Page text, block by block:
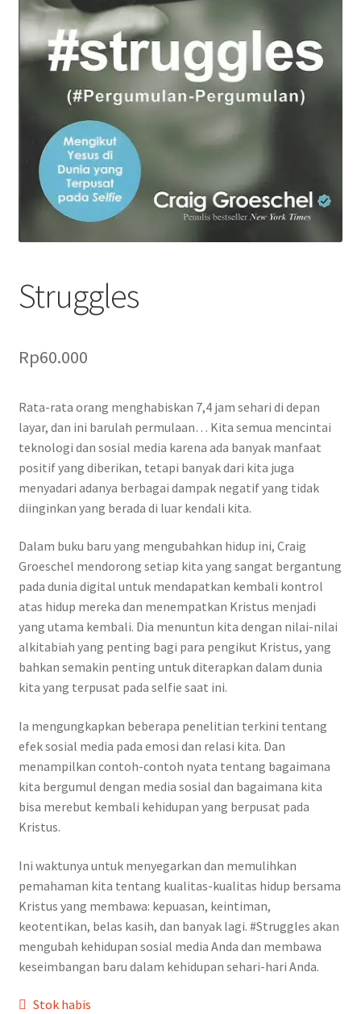
Struggles
Rp60.000
Rata-rata orang menghabiskan 7,4 jam sehari di depan
layar, dan ini barulah permulaan… Kita semua mencintai
teknologi dan sosial media karena ada banyak manfaat
positif yang diberikan, tetapi banyak dari kita juga
menyadari adanya berbagai dampak negatif yang tidak
diinginkan yang berada di luar kendali kita.
Dalam buku baru yang mengubahkan hidup ini, Craig
Groeschel mendorong setiap kita yang sangat bergantung
pada dunia digital untuk mendapatkan kembali kontrol
atas hidup mereka dan menempatkan Kristus menjadi
yang utama kembali. Dia menuntun kita dengan nilai-nilai
alkitabiah yang penting bagi para pengikut Kristus, yang
bahkan semakin penting untuk diterapkan dalam dunia
kita yang terpusat pada selfie saat ini.
Ia mengungkapkan beberapa penelitian terkini tentang
efek sosial media pada emosi dan relasi kita. Dan
menampilkan contoh-contoh nyata tentang bagaimana
kita bergumul dengan media sosial dan bagaimana kita
bisa merebut kembali kehidupan yang berpusat pada
Kristus.
Ini waktunya untuk menyegarkan dan memulihkan
pemahaman kita tentang kualitas-kualitas hidup bersama
Kristus yang membawa: kepuasan, keintiman,
keotentikan, belas kasih, dan banyak lagi. #Struggles akan
mengubah kehidupan sosial media Anda dan membawa
keseimbangan baru dalam kehidupan sehari-hari Anda.
Stok habis